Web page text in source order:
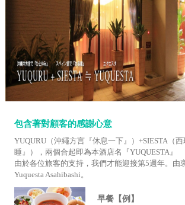
包含著對顧客的感謝心意
YUQURU（沖繩方言『休息一下』）+SIESTA（
睡』），兩個合起即為本酒店名『YUQUESTA』
由於各位旅客的支持，我們才能迎接第5週年。由
Yuquesta Asahibashi。
早餐【例】